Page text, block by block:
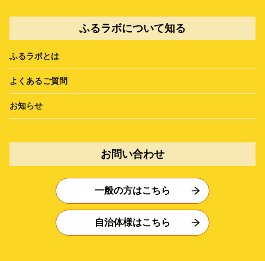
ふるラボについて知る
ふるラボとは
よくあるご質問
お知らせ
お問い合わせ
一般の方はこちら
自治体様はこちら